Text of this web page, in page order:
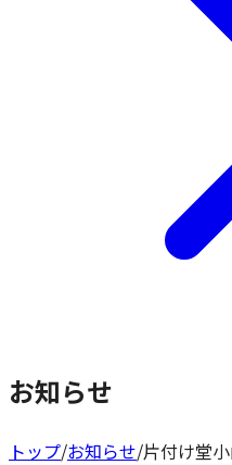
お知らせ
トップ/お知らせ/片付け堂